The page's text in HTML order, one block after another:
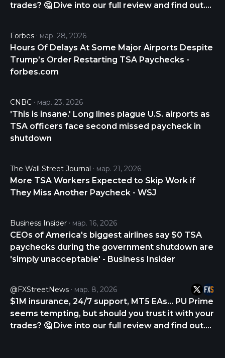
trades? 🤔 Dive into our full review and find out.
https://t.co/Q6UKNjKyED
Forbes мар. 28, 2026
Hours Of Delays At Some Major Airports Despite
Trump’s Order Restarting TSA Paychecks -
forbes.com
CNBC мар. 23, 2026
'This is insane.' Long lines plague U.S. airports as
TSA officers face second missed paycheck in
shutdown
The Wall Street Journal мар. 21, 2026
More TSA Workers Expected to Skip Work if
They Miss Another Paycheck - WSJ
Business Insider мар. 16, 2026
CEOs of America's biggest airlines say $0 TSA
paychecks during the government shutdown are
'simply unacceptable' - Business Insider
@FXStreetNews мар. 8, 2026
$1M insurance, 24/7 support, MT5 EAs… PU Prime
seems tempting, but should you trust it with your
trades? 🤔 Dive into our full review and find out.